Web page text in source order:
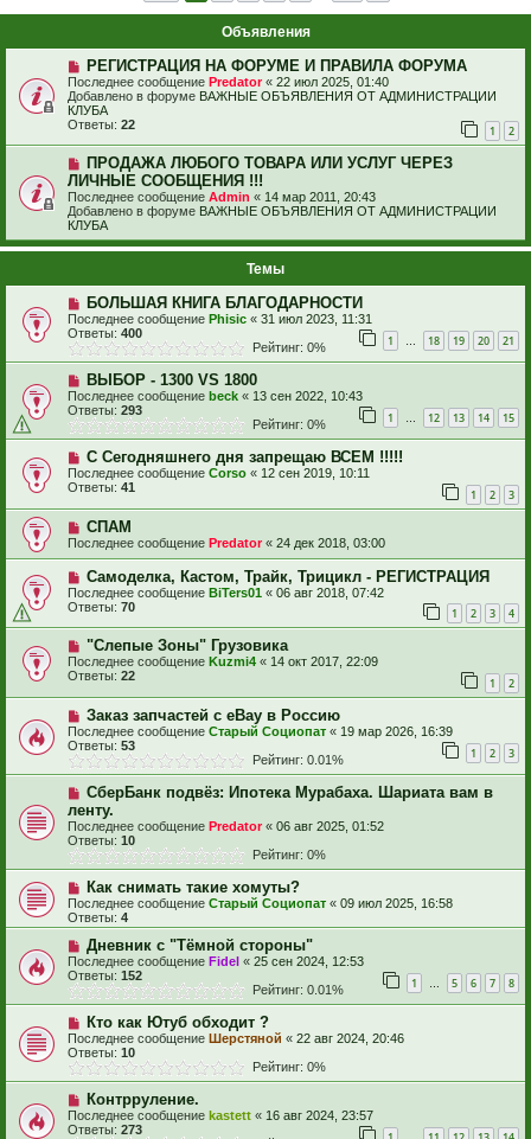
Объявления
РЕГИСТРАЦИЯ НА ФОРУМЕ И ПРАВИЛА ФОРУМА
Последнее сообщение Predator« 22 июл 2025, 01:40
Добавлено в форуме ВАЖНЫЕ ОБЪЯВЛЕНИЯ ОТ АДМИНИСТРАЦИИ
КЛУБА
Ответы: 22 1 2
ПРОДАЖА ЛЮБОГО ТОВАРА ИЛИ УСЛУГ ЧЕРЕЗ
ЛИЧНЫЕ СООБЩЕНИЯ !!!
Последнее сообщение Admin « 14 мар 2011, 20:43
Добавлено в форуме ВАЖНЫЕ ОБЪЯВЛЕНИЯ ОТ АДМИНИСТРАЦИИ
КЛУБА
Темы
БОЛЬШАЯ КНИГА БЛАГОДАРНОСТИ
Последнее сообщение Phisic « 31 июл 2023, 11:31
Ответы: 400 1 … 18 19 20 21
Рейтинг: 0%
ВЫБОР - 1300 VS 1800
Последнее сообщение beck « 13 сен 2022, 10:43
Ответы: 293 1 … 12 13 14 15
Рейтинг: 0%
С Сегодняшнего дня запрещаю ВСЕМ !!!!!
Последнее сообщение Corso « 12 сен 2019, 10:11
Ответы: 41 1 2 3
СПАМ
Последнее сообщение Predator« 24 дек 2018, 03:00
Самоделка, Кастом, Трайк, Трицикл - РЕГИСТРАЦИЯ
Последнее сообщение BiTers01 « 06 авг 2018, 07:42
Ответы: 70 1 2 3 4
"Слепые Зоны" Грузовика
Последнее сообщение Kuzmi4 « 14 окт 2017, 22:09
Ответы: 22 1 2
Заказ запчастей с eBay в Россию
Последнее сообщение Старый Социопат « 19 мар 2026, 16:39
Ответы: 53 1 2 3
Рейтинг: 0.01%
СберБанк подвёз: Ипотека Мурабаха. Шариата вам в
ленту.
Последнее сообщение Predator« 06 авг 2025, 01:52
Ответы: 10
Рейтинг: 0%
Как снимать такие хомуты?
Последнее сообщение Старый Социопат « 09 июл 2025, 16:58
Ответы: 4
Дневник с "Тёмной стороны"
Последнее сообщение Fidel « 25 сен 2024, 12:53
Ответы: 152 1 … 5 6 7 8
Рейтинг: 0.01%
Кто как Ютуб обходит ?
Последнее сообщение Шерстяной « 22 авг 2024, 20:46
Ответы: 10
Рейтинг: 0%
Контрруление.
Последнее сообщение kastett « 16 авг 2024, 23:57
Ответы: 273